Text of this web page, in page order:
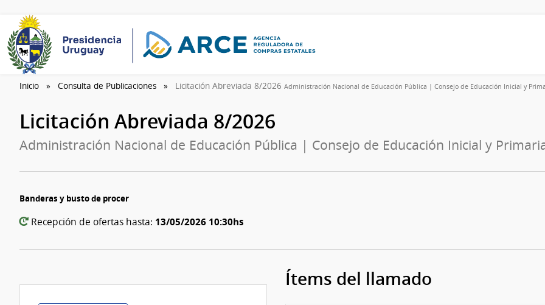
Inicio Consulta de Publicaciones Licitación Abreviada 8/2026 Administración Nacional de Educación Pública | Consejo de Educación Inicial y
Licitación Abreviada 8/2026
Administración Nacional de Educación Pública | Consejo de Educación Inicial y
Banderas y busto de procer
Recepción de ofertas hasta: 13/05/2026 10:30hs
Ítems del llamado